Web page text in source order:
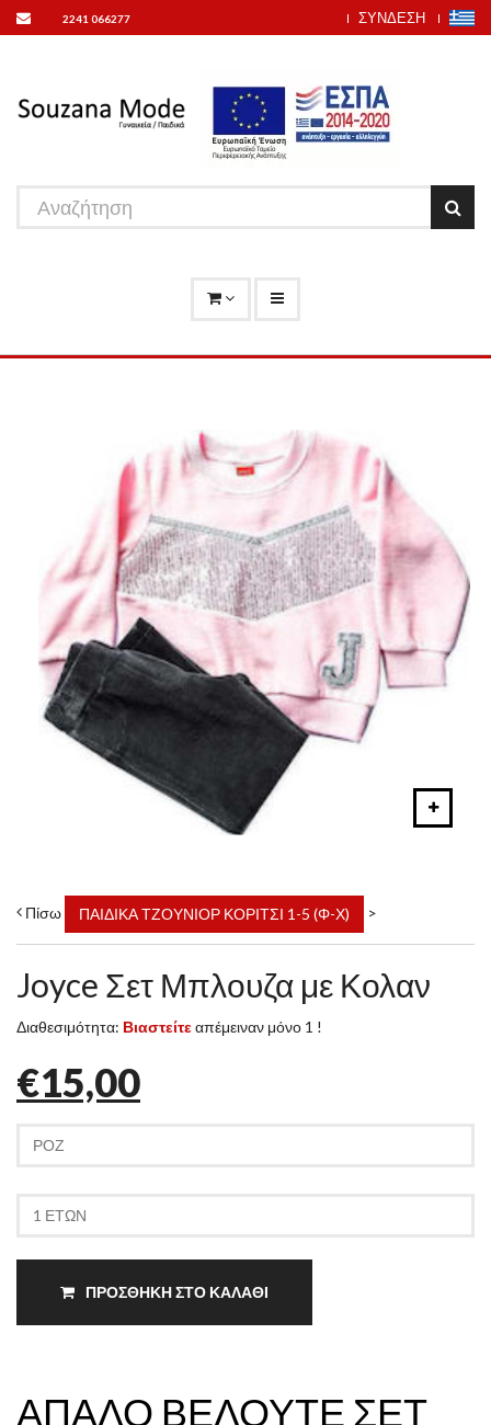
2241 066277 ΣΥΝΔΕΣΗ
Πίσω ΠΑΙΔΙΚΑ ΤΖΟΥΝΙΟΡ ΚΟΡΙΤΣΙ 1-5 (Φ-Χ) >
Joyce Σετ Μπλουζα με Κολαν
Διαθεσιμότητα: Βιαστείτεαπέμειναν μόνο 1 !
€15,00
ΠΡΟΣΘΗΚΗ ΣΤΟ ΚΑΛΑΘΙ
ΑΠΑΛΟ ΒΕΛΟΥΤΕ ΣΕΤ